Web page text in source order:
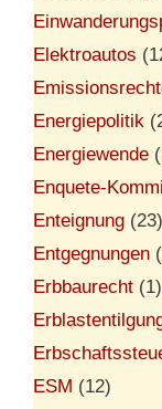
Elektroautos
Energiepolitik
Energiewende
Enquete-
Enteignung (23)
Entgegnungen
Erbbaurecht (1)
ESM (12)